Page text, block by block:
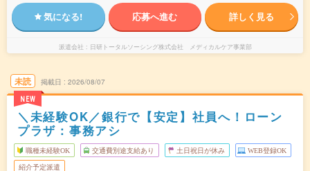
気になる! 応募へ進む 詳しく見る
派遣会社 日研トータルソーシング株式会社 メディカルケア事業部
未読
NEW
掲載日 2026/08/07
＼未経験OK／銀行で【安定】社員へ！ローン
プラザ：事務アシ
職種未経験OK 交通費別途支給あり 土日祝日が休み WEB登録OK
紹介予定派遣